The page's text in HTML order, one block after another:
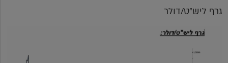
גרף ליש"ט/דולר